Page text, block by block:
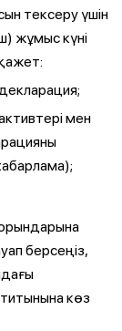
тексеру үшін
жұмыс күні
мен
берсеңіз,
көз